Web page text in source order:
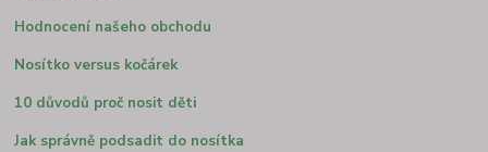
Hodnocení našeho obchodu
Nosítko versus kočárek
10 důvodů proč nosit děti
Jak správně podsadit do nosítka